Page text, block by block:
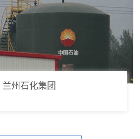
兰州石化集团